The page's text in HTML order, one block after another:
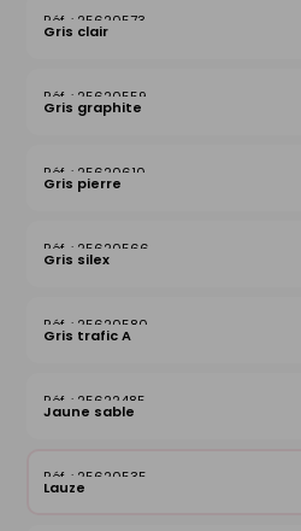
25620573
Gris clair
25620559
Gris graphite
25620610
Gris pierre
25620566
Gris silex
25620580
Gris trafic A
25622485
Jaune sable
25620535
Lauze